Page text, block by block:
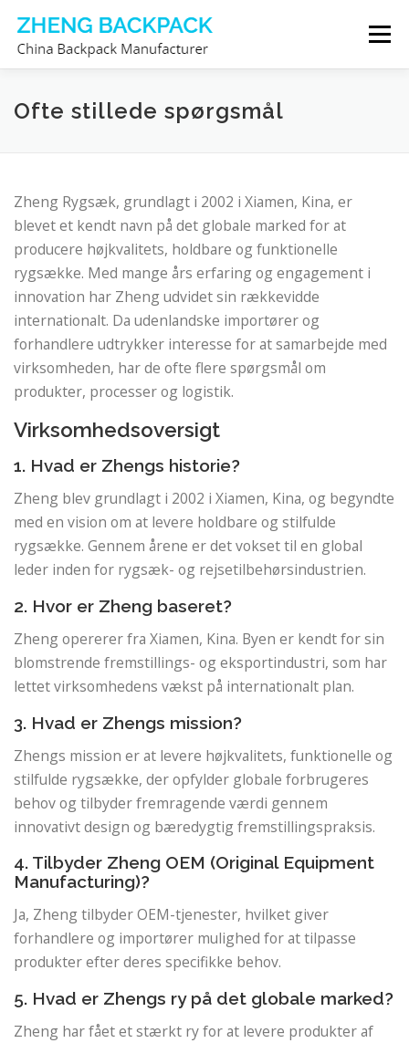
indhold
Menu
RYGSÆKPRODUCENT KONTAKT OS
Ofte stillede spørgsmål
Zheng Rygsæk, grundlagt i 2002 i Xiamen, Kina, er
blevet et kendt navn på det globale marked for at
producere højkvalitets, holdbare og funktionelle
rygsække. Med mange års erfaring og engagement i
innovation har Zheng udvidet sin rækkevidde
internationalt. Da udenlandske importører og
forhandlere udtrykker interesse for at samarbejde med
virksomheden, har de ofte flere spørgsmål om
produkter, processer og logistik.
Virksomhedsoversigt
1. Hvad er Zhengs historie?
Zheng blev grundlagt i 2002 i Xiamen, Kina, og begyndte
med en vision om at levere holdbare og stilfulde
rygsække. Gennem årene er det vokset til en global
leder inden for rygsæk- og rejsetilbehørsindustrien.
2. Hvor er Zheng baseret?
Zheng opererer fra Xiamen, Kina. Byen er kendt for sin
blomstrende fremstillings- og eksportindustri, som har
lettet virksomhedens vækst på internationalt plan.
3. Hvad er Zhengs mission?
Zhengs mission er at levere højkvalitets, funktionelle og
stilfulde rygsække, der opfylder globale forbrugeres
behov og tilbyder fremragende værdi gennem
innovativt design og bæredygtig fremstillingspraksis.
4. Tilbyder Zheng OEM (Original Equipment
Manufacturing)?
Ja, Zheng tilbyder OEM-tjenester, hvilket giver
forhandlere og importører mulighed for at tilpasse
produkter efter deres specifikke behov.
5. Hvad er Zhengs ry på det globale marked?
Zheng har fået et stærkt ry for at levere produkter af